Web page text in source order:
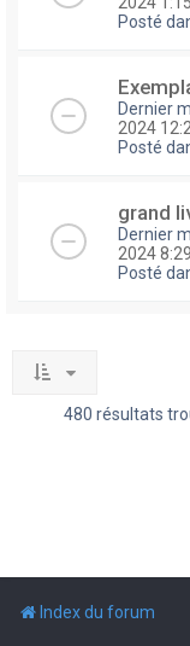
Posté
Dernier
2024
Posté
grand
Dernier
2024
Posté
480 résultats
Index du forum